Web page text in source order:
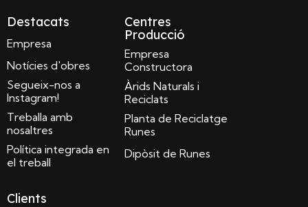
Destacats
Empresa
Notícies d'obres
Segueix-nos a
Instagram!
Treballa amb
nosaltres
Política integrada en
el treball
Centres
Producció
Empresa
Constructora
Àrids Naturals i
Reciclats
Planta de Reciclatge
Runes
Dipòsit de Runes
Clients